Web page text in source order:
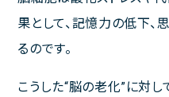
月 火 水
午前
果として、記憶力の低下
るのです。
こうした“脳の老化”に対